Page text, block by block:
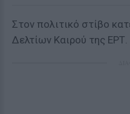
Στον πολιτικό στίβο
Δελτίων Καιρού της ΕΡΤ.